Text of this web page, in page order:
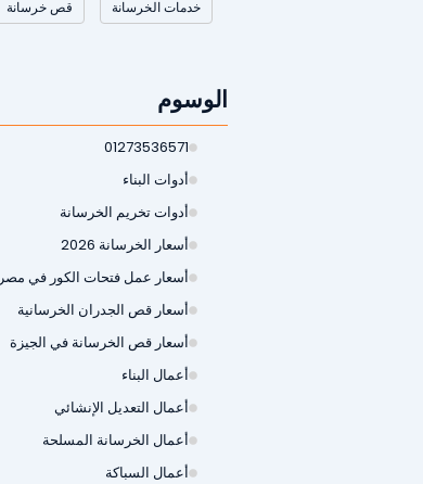
خدمات الخرسانة قص خرسانة
الوسوم
01273536571
أدوات البناء
أدوات تخريم الخرسانة
أسعار الخرسانة 2026
أسعار عمل فتحات الكور في مصر
أسعار قص الجدران الخرسانية
أسعار قص الخرسانة في الجيزة
أعمال البناء
أعمال التعديل الإنشائي
أعمال الخرسانة المسلحة
أعمال السباكة